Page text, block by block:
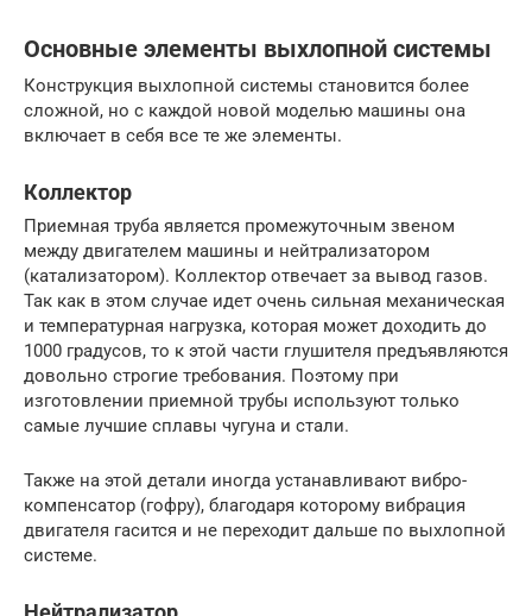
Основные элементы выхлопной системы
Конструкция выхлопной системы становится более
сложной, но с каждой новой моделью машины она
включает в себя все те же элементы.
Коллектор
Приемная труба является промежуточным звеном
между двигателем машины и нейтрализатором
(катализатором). Коллектор отвечает за вывод газов.
Так как в этом случае идет очень сильная механическая
и температурная нагрузка, которая может доходить до
1000 градусов, то к этой части глушителя предъявляются
довольно строгие требования. Поэтому при
изготовлении приемной трубы используют только
самые лучшие сплавы чугуна и стали.
Также на этой детали иногда устанавливают вибро-
компенсатор (гофру), благодаря которому вибрация
двигателя гасится и не переходит дальше по выхлопной
системе.